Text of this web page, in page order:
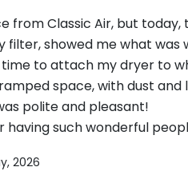
from Classic Air, but
filter, showed me what
to attach my dryer to
space, with dust
polite and pleasant!
having such wonderful
2026